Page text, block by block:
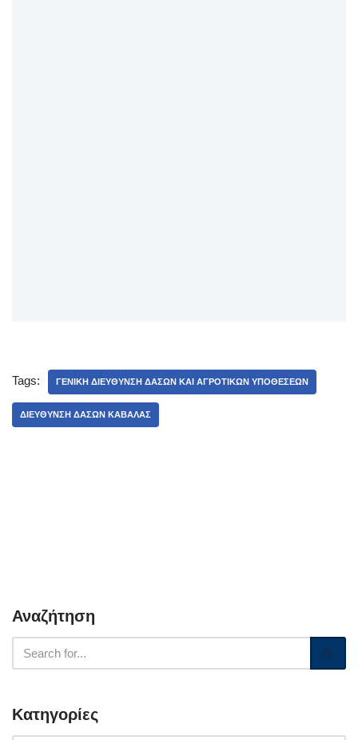
Tags: ΓΕΝΙΚΉ ΔΙΕΎΘΥΝΣΗ ΔΑΣΏΝ ΚΑΙ ΑΓΡΟΤΙΚΏΝ ΥΠΟΘΈΣΕΩΝ
ΔΙΕΎΘΥΝΣΗ ΔΑΣΏΝ ΚΑΒΆΛΑΣ
Αναζήτηση
Κατηγορίες